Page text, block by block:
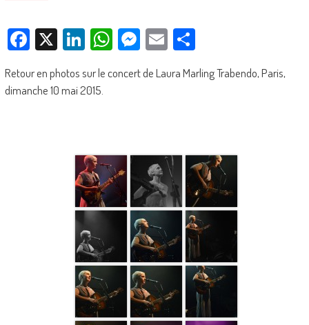
Facebook
X LinkedIn
WhatsApp
Messenger
EmailPartager
Retour en photos sur le concert de Laura Marling Trabendo, Paris,
dimanche 10 mai 2015.